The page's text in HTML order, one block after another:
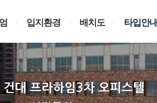
입지환경 배치도 타입안내
건대 프라하임3차 오피스텔